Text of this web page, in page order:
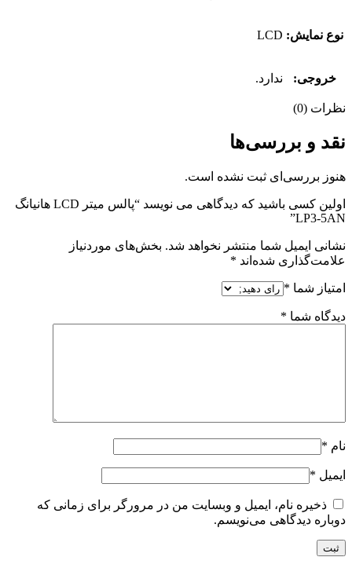
نوع نمایش: LCD
خروجی: ندارد.
نظرات (0)
نقد و بررسی‌ها
هنوز بررسی‌ای ثبت نشده است.
اولین کسی باشید که دیدگاهی می نویسد “پالس میتر LCD هانیانگ
LP3-5AN”
نشانی ایمیل شما منتشر نخواهد شد. بخش‌های موردنیاز
علامت‌گذاری شده‌اند *
امتیاز شما *
دیدگاه شما *
نام *
ایمیل *
ذخیره نام، ایمیل و وبسایت من در مرورگر برای زمانی که
دوباره دیدگاهی می‌نویسم.